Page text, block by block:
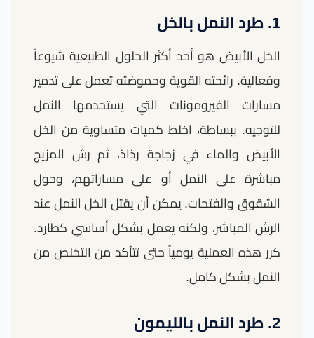
1. طرد النمل بالخل
الخل الأبيض هو أحد أكثر الحلول الطبيعية شيوعاً
وفعالية. رائحته القوية وحموضته تعمل على تدمير
مسارات الفيرومونات التي يستخدمها النمل
للتوجيه. ببساطة، اخلط كميات متساوية من الخل
الأبيض والماء في زجاجة رذاذ، ثم رش المزيج
مباشرة على النمل أو على مساراتهم، وحول
الشقوق والفتحات. يمكن أن يقتل الخل النمل عند
الرش المباشر، ولكنه يعمل بشكل أساسي كطارد.
كرر هذه العملية يومياً حتى تتأكد من التخلص من
النمل بشكل كامل.
2. طرد النمل بالليمون